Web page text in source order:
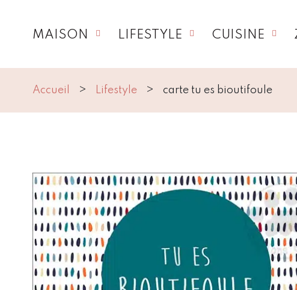
MAISON LIFESTYLE CUISINE
Accueil Lifestyle carte tu es bioutifoule